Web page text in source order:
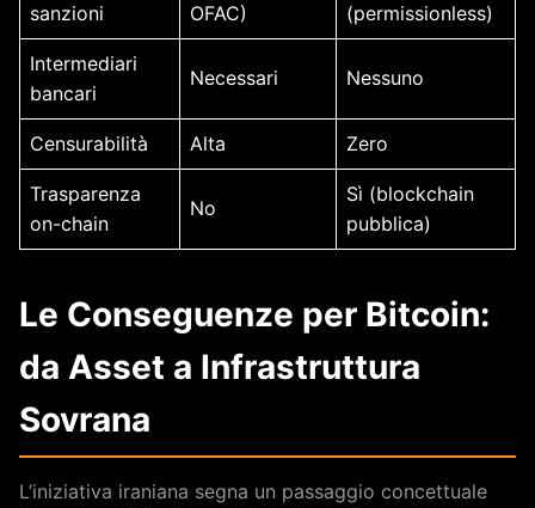
sanzioni
OFAC)
(permissionless)
Intermediari
bancari
Necessari Nessuno
Censurabilità Alta Zero
Trasparenza
on-chain
No
Sì (blockchain
pubblica)
Le Conseguenze per Bitcoin:
da Asset a Infrastruttura
Sovrana
L’iniziativa iraniana segna un passaggio concettuale